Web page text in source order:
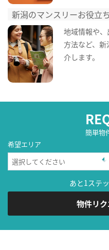
新潟のマンスリーお役立
地域情報や
方法など、
介します。
簡単物
希望エリア
あと1ステ
物件リ